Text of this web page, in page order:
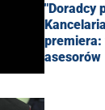
"Doradcy
premiera:
asesorów